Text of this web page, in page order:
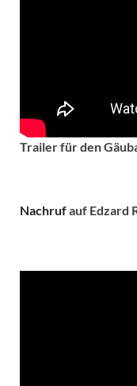
Trailer für den
Nachrufauf Edzard